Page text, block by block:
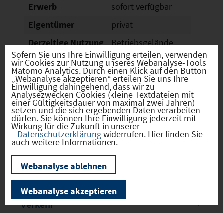
Erwerb
sofort verfügbar
Eigentümer
privat
Derzeitige Nutzung
Betriebsgelände
Beschreibung /
besondere
Merkmale
Ansprechpartner:
Key Account
Manager Christian
Eichner InfraServ
GmbH & Co.
Gendorf KG,
christian.eichner@i
nfraserv.gendorf.de
Tel. +49 8679 7-
Verkehr
Sofern Sie uns Ihre Einwilligung erteilen, verwenden
wir Cookies zur Nutzung unseres Webanalyse-Tools
Matomo Analytics. Durch einen Klick auf den Button
„Webanalyse akzeptieren“ erteilen Sie uns Ihre
Einwilligung dahingehend, dass wir zu
Analysezwecken Cookies (kleine Textdateien mit
einer Gültigkeitsdauer von maximal zwei Jahren)
setzen und die sich ergebenden Daten verarbeiten
dürfen. Sie können Ihre Einwilligung jederzeit mit
Wirkung für die Zukunft in unserer
Datenschutzerklärungwiderrufen. Hier finden Sie
auch weitere Informationen.
Webanalyse ablehnen
Webanalyse akzeptieren